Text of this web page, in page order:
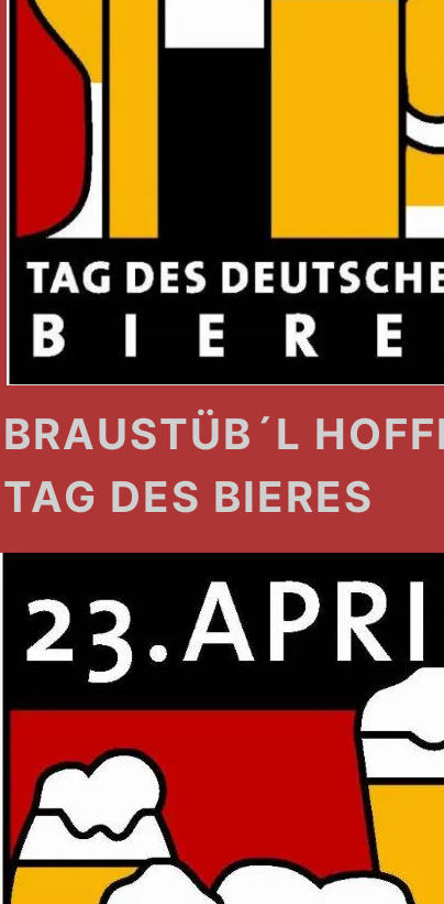
BRAUSTÜB´L
TAG DES BIERES